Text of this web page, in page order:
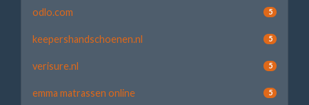
odlo.com 5
keepershandschoenen.nl 5
verisure.nl 5
emma matrassen online 5